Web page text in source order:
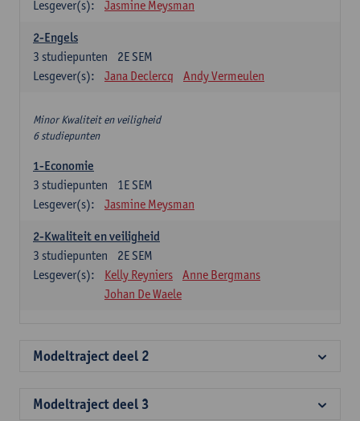
Lesgever(s):
Jasmine Meysman
2-Engels
2E SEM
3 studiepunten
Lesgever(s):
Jana Declercq Andy Vermeulen
Minor Kwaliteit en veiligheid
6 studiepunten
1-Economie
1E SEM
3 studiepunten
Lesgever(s):
Jasmine Meysman
2-Kwaliteit en veiligheid
2E SEM
3 studiepunten
Lesgever(s):
Kelly Reyniers
Anne Bergmans
Johan De Waele
Modeltraject deel 2
Modeltraject deel 3